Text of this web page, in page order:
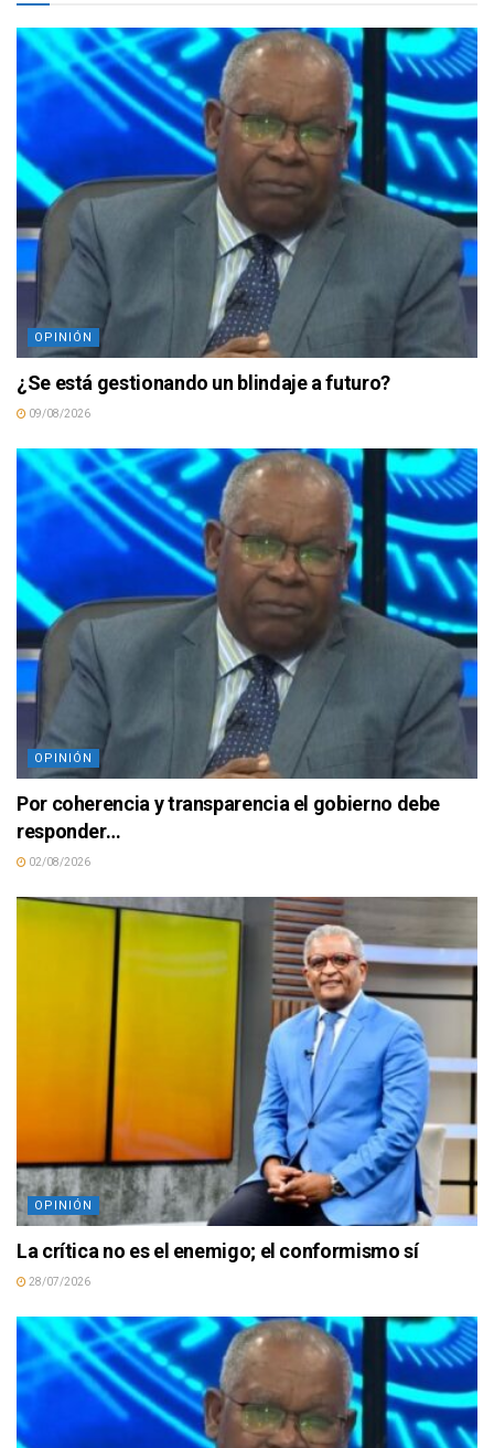
OPINIÓN
¿Se está gestionando un blindaje a futuro?
09/08/2026
OPINIÓN
Por coherencia y transparencia el gobierno debe
responder…
02/08/2026
OPINIÓN
La crítica no es el enemigo; el conformismo sí
28/07/2026